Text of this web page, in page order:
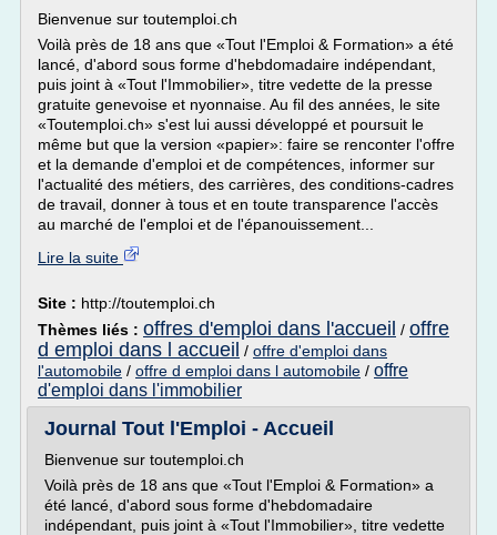
Bienvenue sur toutemploi.ch
Voilà près de 18 ans que «Tout l'Emploi & Formation» a été
lancé, d'abord sous forme d'hebdomadaire indépendant,
puis joint à «Tout l'Immobilier», titre vedette de la presse
gratuite genevoise et nyonnaise. Au fil des années, le site
«Toutemploi.ch» s'est lui aussi développé et poursuit le
même but que la version «papier»: faire se renconter l'offre
et la demande d'emploi et de compétences, informer sur
l'actualité des métiers, des carrières, des conditions-cadres
de travail, donner à tous et en toute transparence l'accès
au marché de l'emploi et de l'épanouissement...
Lire la suite
Site : http://toutemploi.ch
Thèmes liés : offres d'emploi dans l'accueil / offre
d emploi dans l accueil / offre d'emploi dans
l'automobile / offre d emploi dans l automobile / offre
d'emploi dans l'immobilier
Journal Tout l'Emploi - Accueil
Bienvenue sur toutemploi.ch
Voilà près de 18 ans que «Tout l'Emploi & Formation» a
été lancé, d'abord sous forme d'hebdomadaire
indépendant, puis joint à «Tout l'Immobilier», titre vedette